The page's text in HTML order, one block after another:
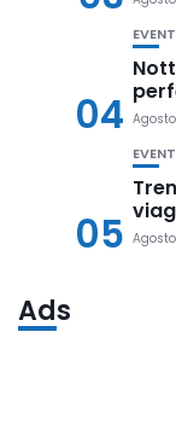
04
05
Ads